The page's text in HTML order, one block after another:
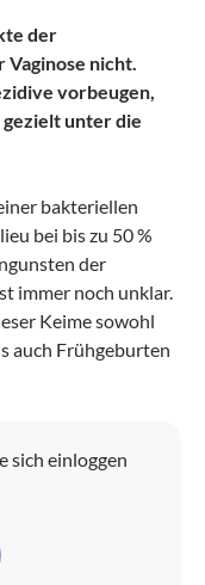
der
nicht.
vorbeugen,
gezielt unter die
bakteriellen
bei bis zu 50 %
der
immer noch unklar.
Keime sowohl
auch Frühgeburten
sich einloggen